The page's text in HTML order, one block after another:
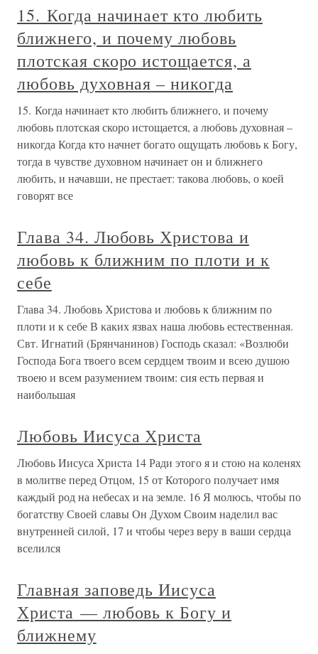
15. Когда начинает кто любить
ближнего, и почему любовь
плотская скоро истощается, а
любовь духовная – никогда
15. Когда начинает кто любить ближнего, и почему
любовь плотская скоро истощается, а любовь духовная –
никогда Когда кто начнет богато ощущать любовь к Богу,
тогда в чувстве духовном начинает он и ближнего
любить, и начавши, не престает: такова любовь, о коей
говорят все
Глава 34. Любовь Христова и
любовь к ближним по плоти и к
себе
Глава 34. Любовь Христова и любовь к ближним по
плоти и к себе В каких язвах наша любовь естественная.
Свт. Игнатий (Брянчанинов) Господь сказал: «Возлюби
Господа Бога твоего всем сердцем твоим и всею душою
твоею и всем разумением твоим: сия есть первая и
наибольшая
Любовь Иисуса Христа
Любовь Иисуса Христа 14 Ради этого я и стою на коленях
в молитве перед Отцом, 15 от Которого получает имя
каждый род на небесах и на земле. 16 Я молюсь, чтобы по
богатству Своей славы Он Духом Своим наделил вас
внутренней силой, 17 и чтобы через веру в ваши сердца
вселился
Главная заповедь Иисуса
Христа — любовь к Богу и
ближнему